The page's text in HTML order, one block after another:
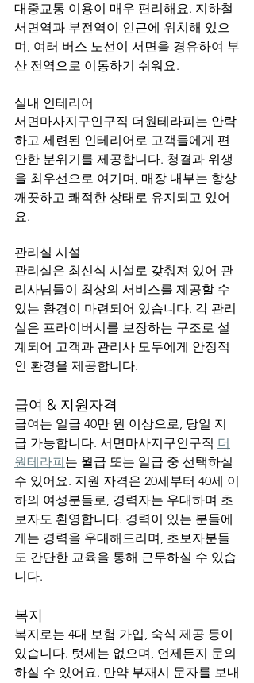
대중교통 이용이 매우 편리해요. 지하철
서면역과 부전역이 인근에 위치해 있으
며, 여러 버스 노선이 서면을 경유하여 부
산 전역으로 이동하기 쉬워요.
실내 인테리어
서면마사지구인구직 더원테라피는 안락
하고 세련된 인테리어로 고객들에게 편
안한 분위기를 제공합니다. 청결과 위생
을 최우선으로 여기며, 매장 내부는 항상
깨끗하고 쾌적한 상태로 유지되고 있어
요.
관리실 시설
관리실은 최신식 시설로 갖춰져 있어 관
리사님들이 최상의 서비스를 제공할 수
있는 환경이 마련되어 있습니다. 각 관리
실은 프라이버시를 보장하는 구조로 설
계되어 고객과 관리사 모두에게 안정적
인 환경을 제공합니다.
급여 & 지원자격
급여는 일급 40만 원 이상으로, 당일 지
급 가능합니다. 서면마사지구인구직 더
원테라피는 월급 또는 일급 중 선택하실
수 있어요. 지원 자격은 20세부터 40세 이
하의 여성분들로, 경력자는 우대하며 초
보자도 환영합니다. 경력이 있는 분들에
게는 경력을 우대해드리며, 초보자분들
도 간단한 교육을 통해 근무하실 수 있습
니다.
복지
복지로는 4대 보험 가입, 숙식 제공 등이
있습니다. 텃세는 없으며, 언제든지 문의
하실 수 있어요. 만약 부재시 문자를 보내